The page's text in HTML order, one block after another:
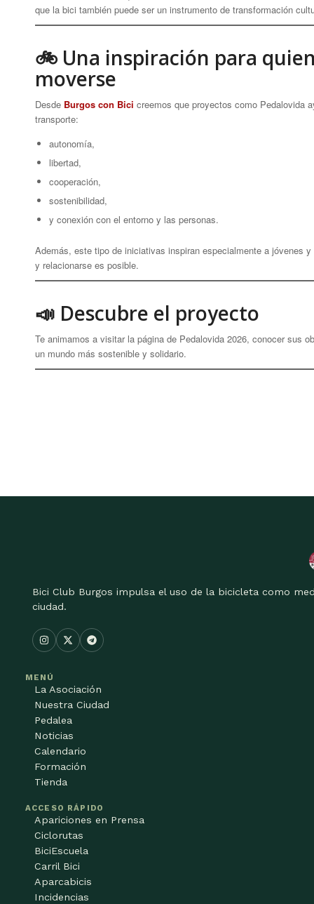
que la bici también puede ser un instrumento de transformación
🚲 Una inspiración para
moverse
Desde Burgos con Bici creemos que proyectos como Pedalovida
transporte:
autonomía,
libertad,
cooperación,
sostenibilidad,
y conexión con el entorno y las personas.
Además, este tipo de iniciativas inspiran especialmente a jóvenes
y relacionarse es posible.
📣 Descubre el proyecto
Te animamos a visitar la página de Pedalovida 2026, conocer sus
un mundo más sostenible y solidario.
Bici Club Burgos impulsa el uso de la bicicleta como
ciudad.
MENÚ
La Asociación
Nuestra Ciudad
Pedalea
Noticias
Calendario
Formación
Tienda
ACCESO RÁPIDO
Apariciones en Prensa
Ciclorutas
BiciEscuela
Carril Bici
Aparcabicis
Incidencias